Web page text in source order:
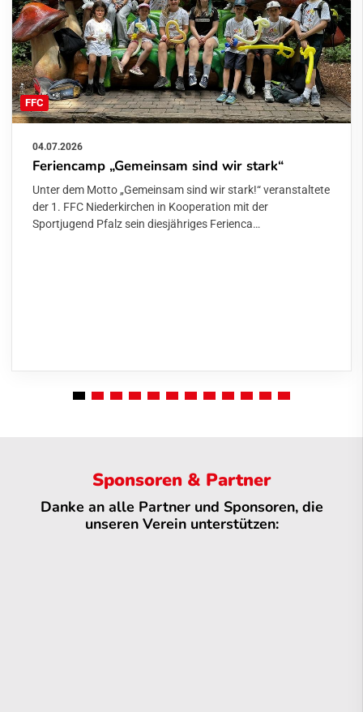
FFC
04.07.2026
Feriencamp „Gemeinsam sind wir stark“
Unter dem Motto „Gemeinsam sind wir stark!“ veranstaltete
der 1. FFC Niederkirchen in Kooperation mit der
Sportjugend Pfalz sein diesjähriges Ferienca…
Sponsoren & Partner
Danke an alle Partner und Sponsoren, die
unseren Verein unterstützen: